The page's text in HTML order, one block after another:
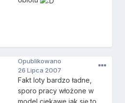
Opublikowano
26 Lipca 2007
Fakt loty bardzo ładne,
sporo pracy włożone w